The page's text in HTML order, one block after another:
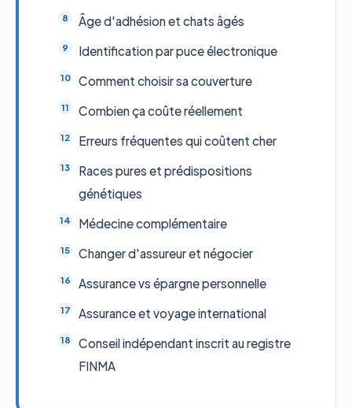
Âge d'adhésion et chats âgés
Identification par puce électronique
Comment choisir sa couverture
Combien ça coûte réellement
Erreurs fréquentes qui coûtent cher
Races pures et prédispositions
génétiques
Médecine complémentaire
Changer d'assureur et négocier
Assurance vs épargne personnelle
Assurance et voyage international
Conseil indépendant inscrit au registre
FINMA